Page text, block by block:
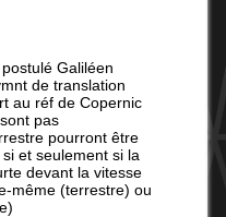
Galiléen
de translation
au réf de Copernic
pas
pourront être
et seulement si la
devant la vitesse
même (terrestre) ou